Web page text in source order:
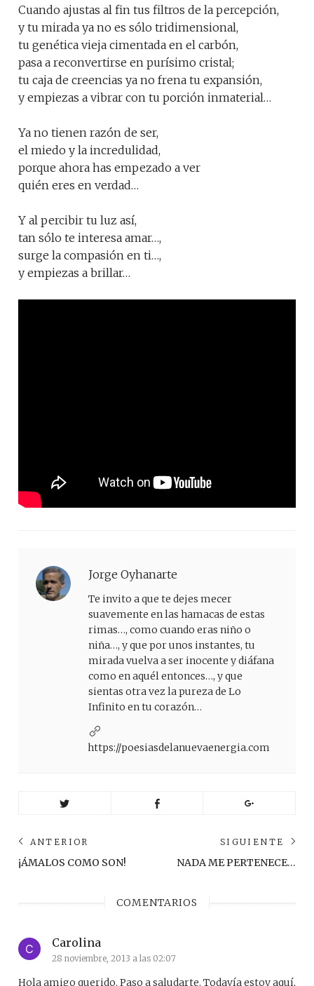
Cuando ajustas al fin tus filtros de la percepción,
y tu mirada ya no es sólo tridimensional,
tu genética vieja cimentada en el carbón,
pasa a reconvertirse en purísimo cristal;
tu caja de creencias ya no frena tu expansión,
y empiezas a vibrar con tu porción inmaterial…
Ya no tienen razón de ser,
el miedo y la incredulidad,
porque ahora has empezado a ver
quién eres en verdad…
Y al percibir tu luz así,
tan sólo te interesa amar…,
surge la compasión en ti…,
y empiezas a brillar…
Jorge Oyhanarte
Te invito a que te dejes mecer
suavemente en las hamacas de estas
rimas…, como cuando eras niño o
niña…, y que por unos instantes, tu
mirada vuelva a ser inocente y diáfana
como en aquél entonces…, y que
sientas otra vez la pureza de Lo
Infinito en tu corazón…
https://poesiasdelanuevaenergia.com
Navegación
de
ANTERIOR
Anterior
¡ÁMALOS COMO SON!
SIGUIENTE
NADA ME PERTENECE…
COMENTARIOS
Carolina
28 noviembre, 2013 a las 02:07
Hola amigo querido. Paso a saludarte. Todavía estoy aquí,